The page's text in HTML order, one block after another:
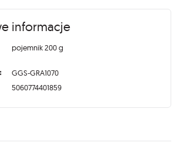
informacje
pojemnik 200 g
GGS-GRA1070
5060774401859